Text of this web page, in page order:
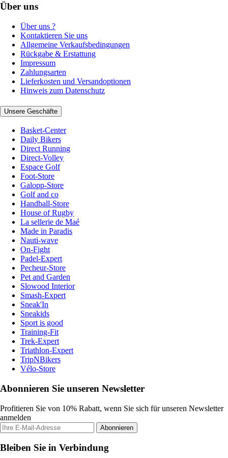
Über uns
Über uns ?
Kontaktieren Sie uns
Allgemeine Verkaufsbedingungen
Rückgabe & Erstattung
Impressum
Zahlungsarten
Lieferkosten und Versandoptionen
Hinweis zum Datenschutz
Unsere Geschäfte
Basket-Center
Daily Bikers
Direct Running
Direct-Volley
Espace Golf
Foot-Store
Galopp-Store
Golf and co
Handball-Store
House of Rugby
La sellerie de Maé
Made in Paradis
Nauti-wave
On-Fight
Padel-Expert
Pecheur-Store
Pet and Garden
Slowood Interior
Smash-Expert
Sneak'In
Sneakids
Sport is good
Training-Fit
Trek-Expert
Triathlon-Expert
TripNBikers
Vélo-Store
Abonnieren Sie unseren Newsletter
Profitieren Sie von 10% Rabatt, wenn Sie sich für unseren Newsletter
anmelden
Abonnieren
Bleiben Sie in Verbindung